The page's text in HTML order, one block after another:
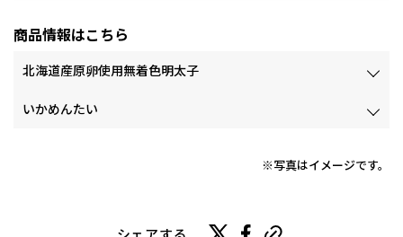
商品情報はこちら
北海道産原卵使用無着色明太子
いかめんたい
※写真はイメージです。